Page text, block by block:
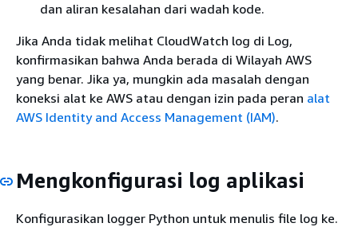
dan aliran kesalahan dari wadah kode.
Jika Anda tidak melihat CloudWatch log di Log,
konfirmasikan bahwa Anda berada di Wilayah AWS
yang benar. Jika ya, mungkin ada masalah dengan
koneksi alat ke AWS atau dengan izin pada peran alat
AWS Identity and Access Management (IAM).
Mengkonfigurasi log aplikasi
Konfigurasikan logger Python untuk menulis file log ke.